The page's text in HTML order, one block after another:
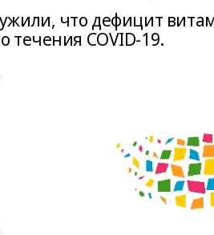
что дефицит
течения COVID-19.